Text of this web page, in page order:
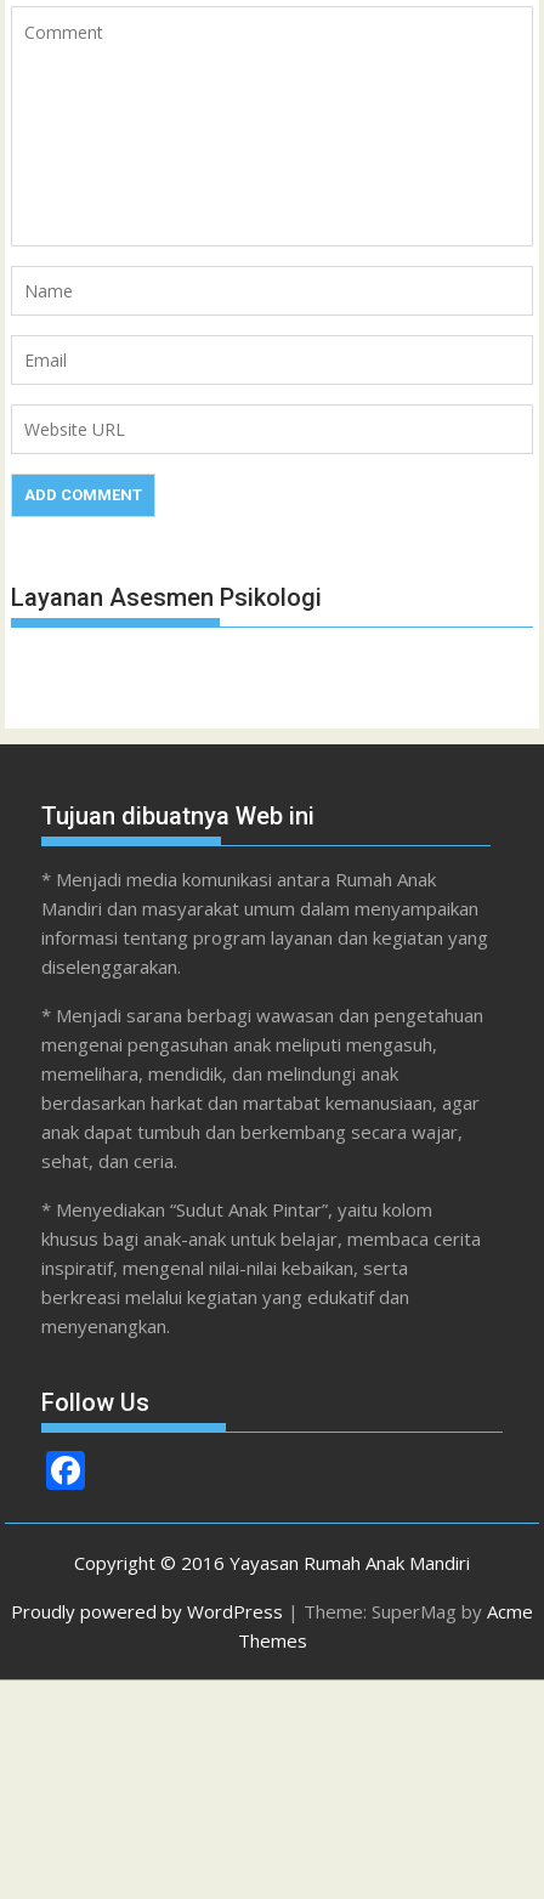
Layanan Asesmen Psikologi
Tujuan dibuatnya Web ini
* Menjadi media komunikasi antara Rumah Anak
Mandiri dan masyarakat umum dalam menyampaikan
informasi tentang program layanan dan kegiatan yang
diselenggarakan.
* Menjadi sarana berbagi wawasan dan pengetahuan
mengenai pengasuhan anak meliputi mengasuh,
memelihara, mendidik, dan melindungi anak
berdasarkan harkat dan martabat kemanusiaan, agar
anak dapat tumbuh dan berkembang secara wajar,
sehat, dan ceria.
* Menyediakan “Sudut Anak Pintar”, yaitu kolom
khusus bagi anak-anak untuk belajar, membaca cerita
inspiratif, mengenal nilai-nilai kebaikan, serta
berkreasi melalui kegiatan yang edukatif dan
menyenangkan.
Follow Us
ac
e
b
o
Copyright © 2016 Yayasan Rumah Anak Mandiri
Proudly powered by WordPress | Theme: SuperMag by Acme
Themes